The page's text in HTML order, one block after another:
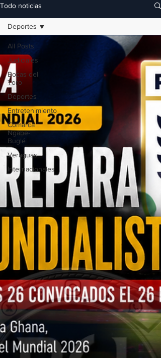
Todo noticias
All Posts
Judiciales
Bocas del
Toro
Deportes
Entretenimiento
Comarca
Ngäbe-
Buglé
Veraguas
Internacionales
Deportes